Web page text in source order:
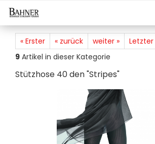
« Erster « zurück weiter »
Letzter
9 Artikel in dieser Kategorie
Stützhose 40 den "Stripes"